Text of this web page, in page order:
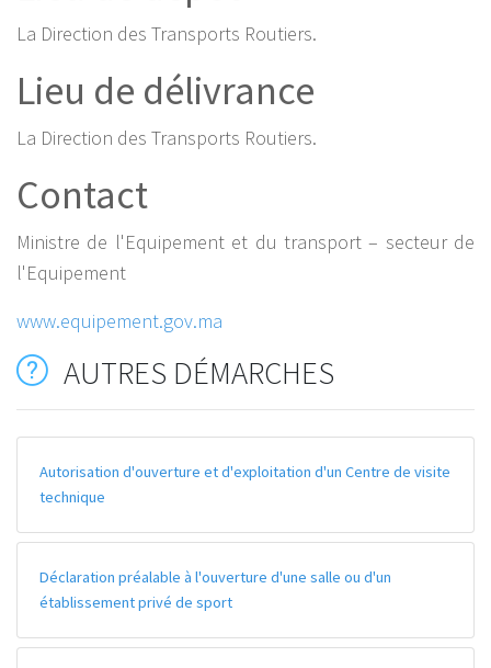
La Direction des Transports Routiers.
Lieu de délivrance
La Direction des Transports Routiers.
Contact
Ministre de l'Equipement et du transport – secteur de
l'Equipement
www.equipement.gov.ma
AUTRES DÉMARCHES
Autorisation d'ouverture et d'exploitation d'un Centre de visite
technique
Déclaration préalable à l'ouverture d'une salle ou d'un
établissement privé de sport